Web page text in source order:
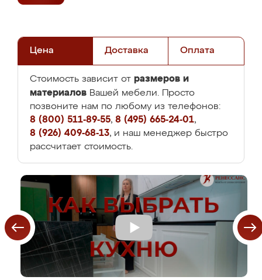
Цена Доставка Оплата
Стоимость зависит от размеров и
материалов Вашей мебели. Просто
позвоните нам по любому из телефонов:
8 (800) 511-89-55, 8 (495) 665-24-01,
8 (926) 409-68-13, и наш менеджер быстро
рассчитает стоимость.